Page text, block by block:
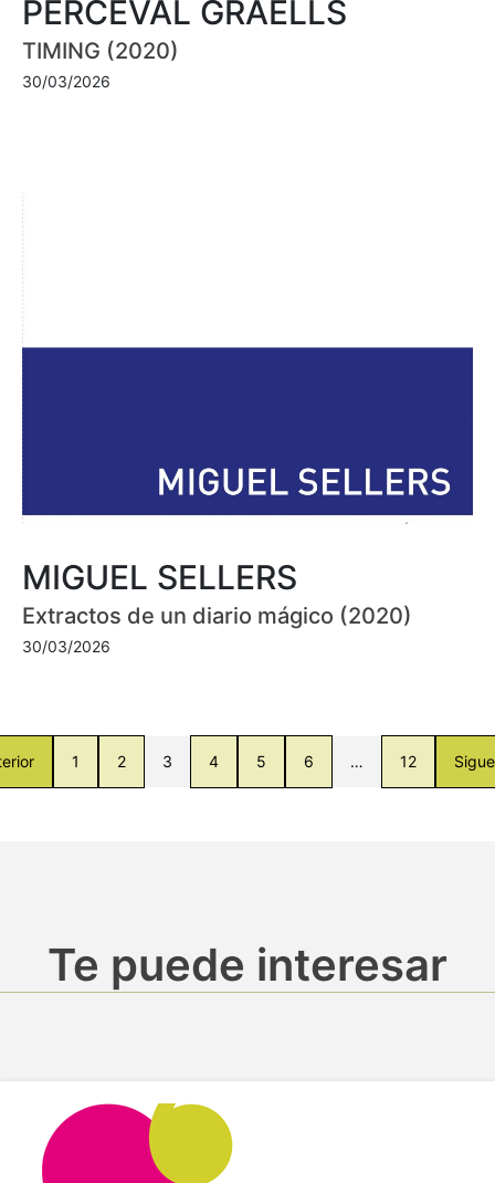
PERCEVAL GRAELLS
TIMING (2020)
30/03/2026
MIGUEL SELLERS
Extractos de un diario mágico (2020)
30/03/2026
1 2 3 4 5 6 … 12
Te puede interesar